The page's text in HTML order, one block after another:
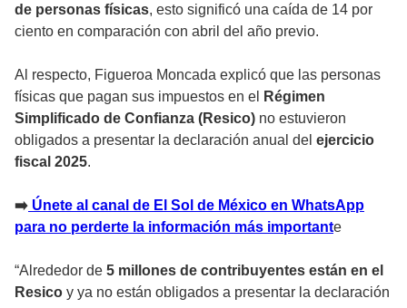
de personas físicas, esto significó una caída de 14 por
ciento en comparación con abril del año previo.
Al respecto, Figueroa Moncada explicó que las personas
físicas que pagan sus impuestos en el
Régimen
Simplificado de Confianza (Resico) no estuvieron
obligados a presentar la declaración anual del ejercicio
fiscal 2025.
➡️ Únete al canal de El Sol de México en WhatsApp
para no perderte la información más importante
“Alrededor de 5 millones de contribuyentes están en el
Resico y ya no están obligados a presentar la declaración